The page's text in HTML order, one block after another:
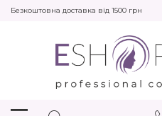
Безкоштовна доставка від 1500 грн